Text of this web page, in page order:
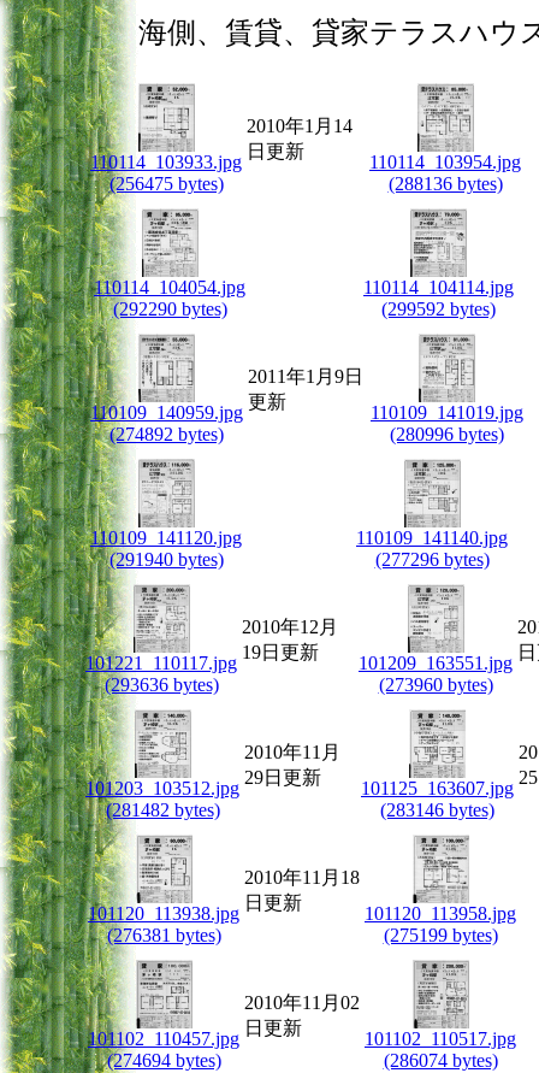
海側、賃貸、貸家テラスハウ
110114_103933.jpg
(256475 bytes)
2010年1月14
日更新
110114_103954.jpg
(288136 bytes)
110114_104054.jpg
(292290 bytes)
110114_104114.jpg
(299592 bytes)
110109_140959.jpg
(274892 bytes)
2011年1月9日
更新
110109_141019.jpg
(280996 bytes)
110109_141120.jpg
(291940 bytes)
110109_141140.jpg
(277296 bytes)
101221_110117.jpg
(293636 bytes)
2010年12月
19日更新
101209_163551.jpg
(273960 bytes)
101203_103512.jpg
(281482 bytes)
2010年11月
29日更新
101125_163607.jpg
(283146 bytes)
101120_113938.jpg
(276381 bytes)
2010年11月18
日更新
101120_113958.jpg
(275199 bytes)
101102_110457.jpg
(274694 bytes)
2010年11月02
日更新
101102_110517.jpg
(286074 bytes)